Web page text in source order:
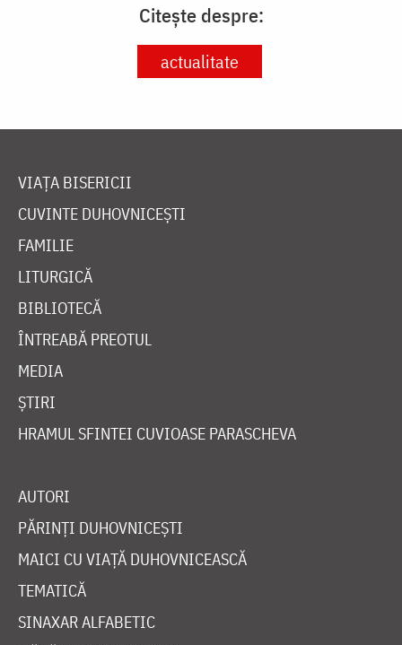
Citește despre:
actualitate
VIAȚA BISERICII
CUVINTE DUHOVNICEȘTI
FAMILIE
LITURGICĂ
BIBLIOTECĂ
ÎNTREABĂ PREOTUL
MEDIA
ȘTIRI
HRAMUL SFINTEI CUVIOASE PARASCHEVA
AUTORI
PĂRINȚI DUHOVNICEȘTI
MAICI CU VIAȚĂ DUHOVNICEASCĂ
TEMATICĂ
SINAXAR ALFABETIC